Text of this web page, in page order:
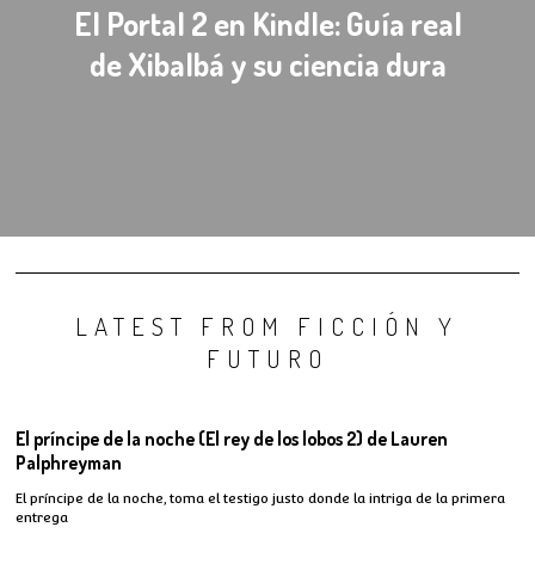
El Portal 2 en Kindle: Guía real
de Xibalbá y su ciencia dura
LATEST FROM FICCIÓN Y
FUTURO
El príncipe de la noche (El rey de los lobos 2) de Lauren
Palphreyman
El príncipe de la noche, toma el testigo justo donde la intriga de la primera
entrega